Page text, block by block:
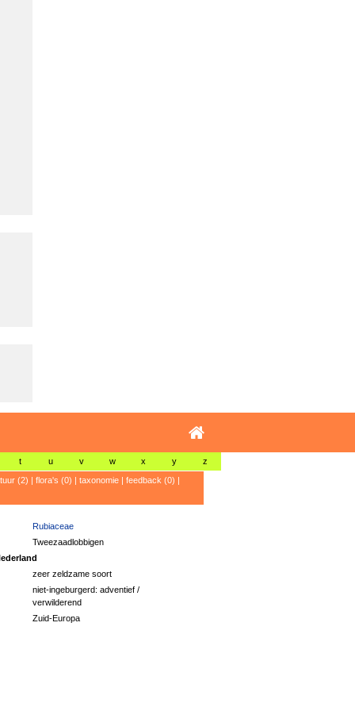
t u v w x y z
(2) | flora's (0) | taxonomie| feedback (0) |
Rubiaceae
Tweezaadlobbigen
zeer zeldzame soort
niet-ingeburgerd: adventief /
verwilderend
Zuid-Europa